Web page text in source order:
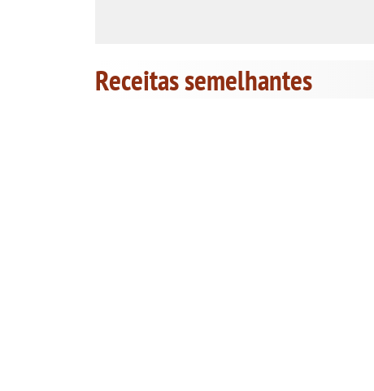
Receitas semelhantes